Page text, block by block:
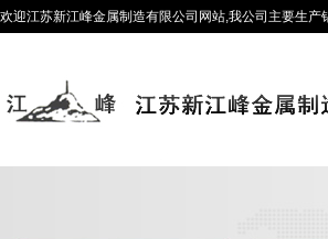
欢迎江苏新江峰金属制造有限公司网站,我公司主要生